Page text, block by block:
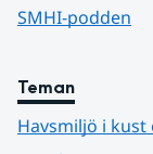
SMHI-podden
Teman
Havsmiljö i kust